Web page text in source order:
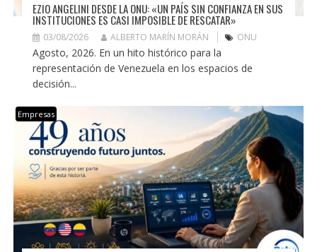
EZIO ANGELINI DESDE LA ONU: «UN PAÍS SIN CONFIANZA EN SUS
INSTITUCIONES ES CASI IMPOSIBLE DE RESCATAR»
03/08/2026 ALBERTO MARÍN MORÁN ONU
Agosto, 2026. En un hito histórico para la
representación de Venezuela en los espacios de
decisión...
Empresas